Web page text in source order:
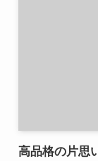
高品格の片思